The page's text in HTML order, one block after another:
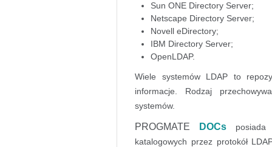
Sun ONE Directory Server;
Netscape Directory Server;
Novell eDirectory;
IBM Directory Server;
OpenLDAP.
Wiele systemów LDAP to
informacje. Rodzaj
systemów.
PROGMATE DOCs
katalogowych przez protokół